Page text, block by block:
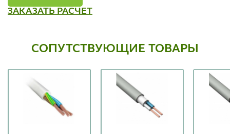
ЗАКАЗАТЬ РАСЧЕТ
СОПУТСТВУЮЩИЕ ТОВАРЫ